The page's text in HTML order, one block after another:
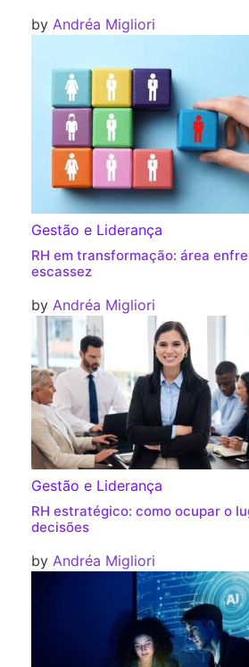
by Andréa Migliori
Gestão e Liderança
RH em transformação: área
escassez
by Andréa Migliori
Gestão e Liderança
RH estratégico: como ocupar o
decisões
by Andréa Migliori